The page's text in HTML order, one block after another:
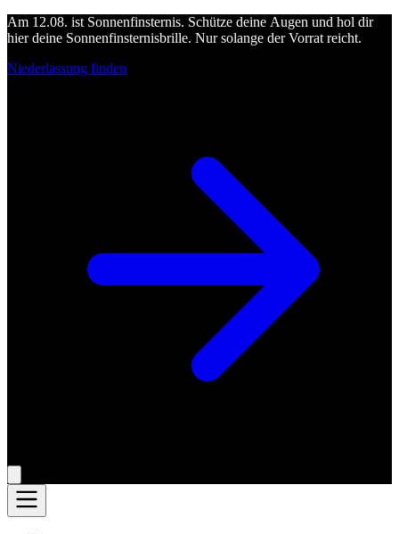
Am 12.08. ist Sonnenfinsternis. Schütze deine Augen und hol dir
hier deine Sonnenfinsternisbrille. Nur solange der Vorrat reicht.
Niederlassung finden